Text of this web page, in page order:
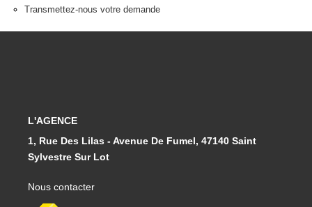
Transmettez-nous votre demande
L'AGENCE
1, Rue Des Lilas - Avenue De Fumel, 47140 Saint
Sylvestre Sur Lot
Nous contacter